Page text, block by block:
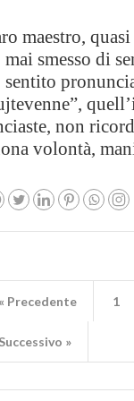
maestro,
mai smesso di
sentito
non
volontà,
« Precedente 1
Successivo »